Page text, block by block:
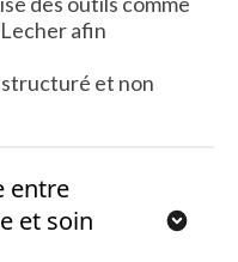
afin
structuré et non
entre
et soin